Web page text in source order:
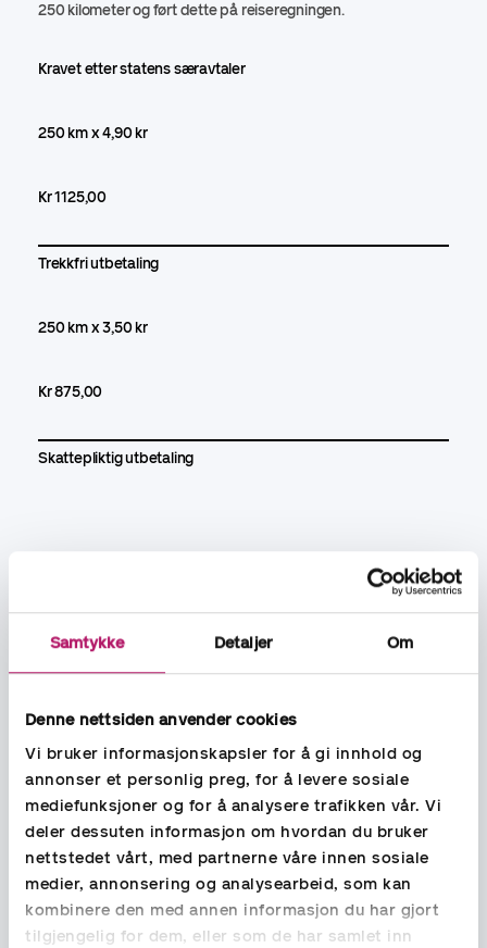
Samtykke Detaljer Om
Denne nettsiden anvender cookies
Vi bruker informasjonskapsler for å gi innhold og
annonser et personlig preg, for å levere sosiale
mediefunksjoner og for å analysere trafikken vår. Vi
deler dessuten informasjon om hvordan du bruker
nettstedet vårt, med partnerne våre innen sosiale
medier, annonsering og analysearbeid, som kan
kombinere den med annen informasjon du har gjort
tilgjengelig for dem, eller som de har samlet inn
250 kilometer og ført dette på reiseregningen.
Kravet etter statens særavtaler
250 km x 4,90 kr
Kr 1125,00
Trekkfri utbetaling
250 km x 3,50 kr
Kr 875,00
Skattepliktig utbetaling
grunnlaget for betaling av arbeidsgiveravgift.
Andre tillegg til
kjøregodtgjørelsen
Kjøring med andre transportmidler etter statens særavtaler
er skattefritt når man følger statens satser.
Motorsykkel over 125 cc